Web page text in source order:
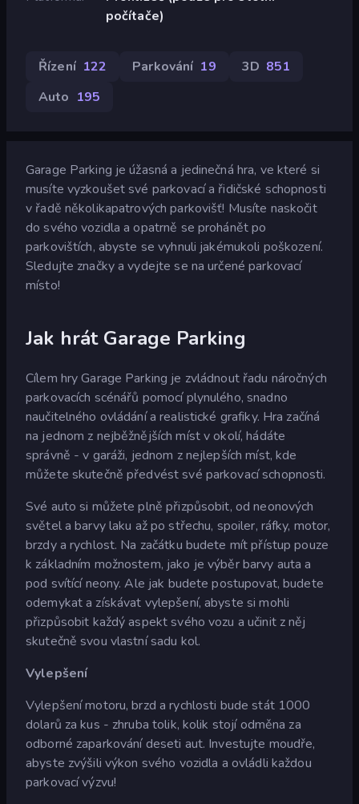
počítače)
Řízení 122 Parkování 19 3D 851
Auto 195
Garage Parking je úžasná a jedinečná hra, ve které si
musíte vyzkoušet své parkovací a řidičské schopnosti
v řadě několikapatrových parkovišť! Musíte naskočit
do svého vozidla a opatrně se prohánět po
parkovištích, abyste se vyhnuli jakémukoli poškození.
Sledujte značky a vydejte se na určené parkovací
místo!
Jak hrát Garage Parking
Cílem hry Garage Parking je zvládnout řadu náročných
parkovacích scénářů pomocí plynulého, snadno
naučitelného ovládání a realistické grafiky. Hra začíná
na jednom z nejběžnějších míst v okolí, hádáte
správně - v garáži, jednom z nejlepších míst, kde
můžete skutečně předvést své parkovací schopnosti.
Své auto si můžete plně přizpůsobit, od neonových
světel a barvy laku až po střechu, spoiler, ráfky, motor,
brzdy a rychlost. Na začátku budete mít přístup pouze
k základním možnostem, jako je výběr barvy auta a
pod svítící neony. Ale jak budete postupovat, budete
odemykat a získávat vylepšení, abyste si mohli
přizpůsobit každý aspekt svého vozu a učinit z něj
skutečně svou vlastní sadu kol.
Vylepšení
Vylepšení motoru, brzd a rychlosti bude stát 1000
dolarů za kus - zhruba tolik, kolik stojí odměna za
odborné zaparkování deseti aut. Investujte moudře,
abyste zvýšili výkon svého vozidla a ovládli každou
parkovací výzvu!